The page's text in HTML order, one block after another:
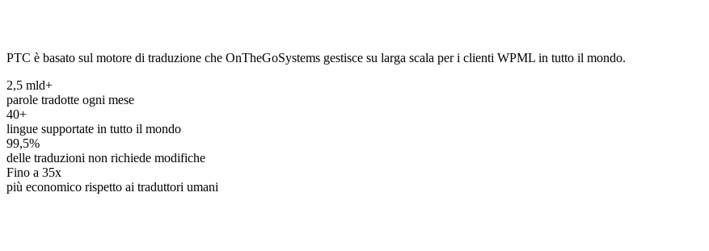
PTC è basato sul motore di traduzione che OnTheGoSystems gestisce su larga scala per i clienti WPML in tutto il mondo.
2,5 mld+
parole tradotte ogni mese
40+
lingue supportate in tutto il mondo
99,5%
delle traduzioni non richiede modifiche
Fino a 35x
più economico rispetto ai traduttori umani